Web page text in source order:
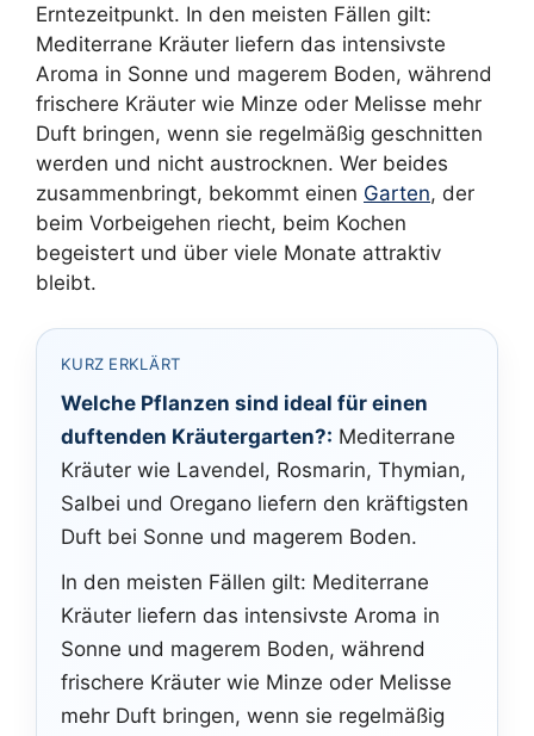
Erntezeitpunkt. In den meisten Fällen gilt:
Mediterrane Kräuter liefern das intensivste
Aroma in Sonne und magerem Boden, während
frischere Kräuter wie Minze oder Melisse mehr
Duft bringen, wenn sie regelmäßig geschnitten
werden und nicht austrocknen. Wer beides
zusammenbringt, bekommt einen Garten, der
beim Vorbeigehen riecht, beim Kochen
begeistert und über viele Monate attraktiv
bleibt.
KURZ ERKLÄRT
Welche Pflanzen sind ideal für einen
duftenden Kräutergarten?: Mediterrane
Kräuter wie Lavendel, Rosmarin, Thymian,
Salbei und Oregano liefern den kräftigsten
Duft bei Sonne und magerem Boden.
In den meisten Fällen gilt: Mediterrane
Kräuter liefern das intensivste Aroma in
Sonne und magerem Boden, während
frischere Kräuter wie Minze oder Melisse
mehr Duft bringen, wenn sie regelmäßig